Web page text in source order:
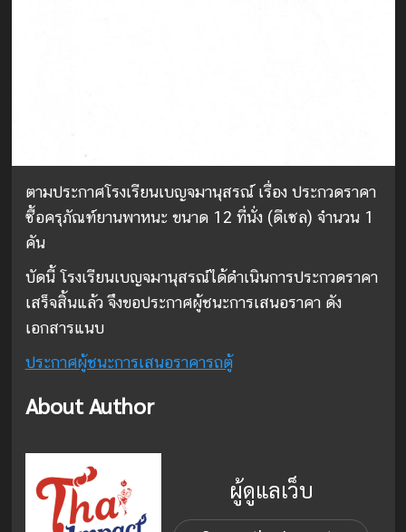
ตามประกาศโรงเรียนเบญจมานุสรณ์ เรื่อง ประกวดราคา
ซื้อครุภัณฑ์ยานพาหนะ ขนาด 12 ที่นั่ง (ดีเซล) จำนวน 1
คัน
บัดนี้ โรงเรียนเบญจมานุสรณ์ได้ดำเนินการประกวดราคา
เสร็จสิ้นแล้ว จึงขอประกาศผู้ชนะการเสนอราคา ดัง
เอกสารแนบ
ประกาศผู้ชนะการเสนอราคารถตู้
About Author
ผู้ดูแลเว็บ